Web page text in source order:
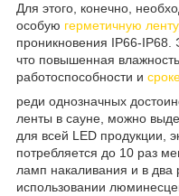
Для этого, конечно,
особую герметичную ленту
проникновения IP66-IP68.
что повышенная
работоспособности и
реди однозначных
ленты в сауне, можно
для всей LED продукции,
потребляется до 10 раз
ламп накаливания и в
использовании